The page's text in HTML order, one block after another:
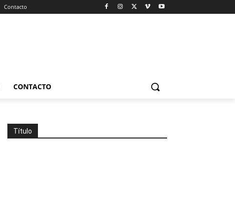
Contacto
CONTACTO
Título